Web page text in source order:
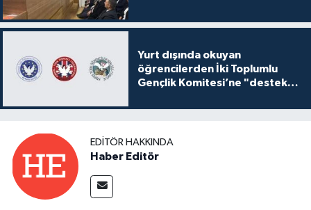
Yurt dışında okuyan
öğrencilerden İki Toplumlu
Gençlik Komitesi’ne "destek
EDITÖR HAKKINDA
Haber Editör